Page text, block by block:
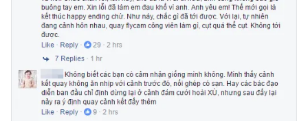
Cơ quan báo chí:Thời báo VTV
Giấy phép hoạt động báo in và báo điện tử số 483/GP-BTTTT
cấp ngày 29/12/2023
Tổng Biên tập:Vũ Thanh Thủy
Phó Tổng Biên tập:Nguyễn Thị Mỹ Hạnh, Phạm Quốc Thắng,
Nguyễn Trọng Ninh
Tổng đài VTV:024.38 355 931 - 024.38 355 932